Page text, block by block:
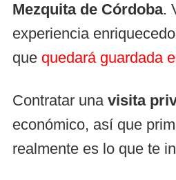
Mezquita de Córdoba.
experiencia
que quedará guardada
Contratar una visita
económico, así que
realmente es lo que te